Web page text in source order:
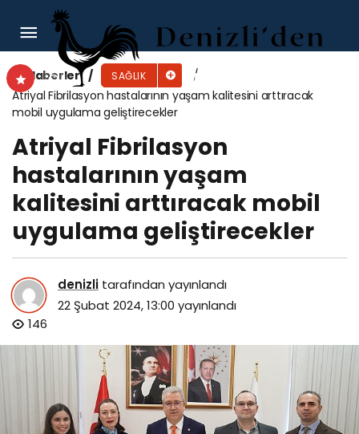
Haberler SAĞLIK
Atriyal Fibrilasyon hastalarının yaşam kalitesini arttıracak
mobil uygulama geliştirecekler
Atriyal Fibrilasyon
hastalarının yaşam
kalitesini arttıracak mobil
uygulama geliştirecekler
denizli tarafından yayınlandı
22 Şubat 2024, 13:00 yayınlandı
146
Çocukluk çağında başlayan bu rahatsızlık
yaşam boyu sürüyor!